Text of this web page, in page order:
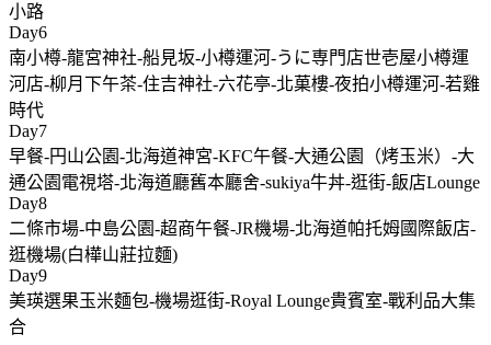
小路
Day6
南小樽-龍宮神社-船見坂-小樽運河-うに専門店世壱屋小樽運
河店-柳月下午茶-住吉神社-六花亭-北菓樓-夜拍小樽運河-若雞
時代
Day7
早餐-円山公園-北海道神宮-KFC午餐-大通公園（烤玉米）-大
通公園電視塔-北海道廳舊本廳舍-sukiya牛丼-逛街-飯店Lounge
Day8
二條市場-中島公園-超商午餐-JR機場-北海道帕托姆國際飯店-
逛機場(白樺山莊拉麵)
Day9
美瑛選果玉米麵包-機場逛街-Royal Lounge貴賓室-戰利品大集
合